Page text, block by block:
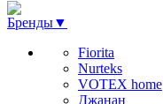
Бренды▼
Fiorita
Nurteks
VOTEX home
Джанан